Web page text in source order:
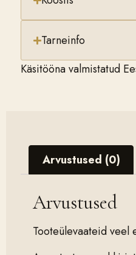
Tarneinfo
Käsitööna valmistatud
Arvustused (0)
Arvustused
Tooteülevaateid veel